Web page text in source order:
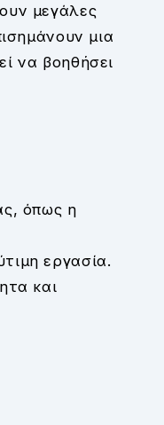
μεγάλες
μια
να βοηθήσει
όπως η
εργασία.
και